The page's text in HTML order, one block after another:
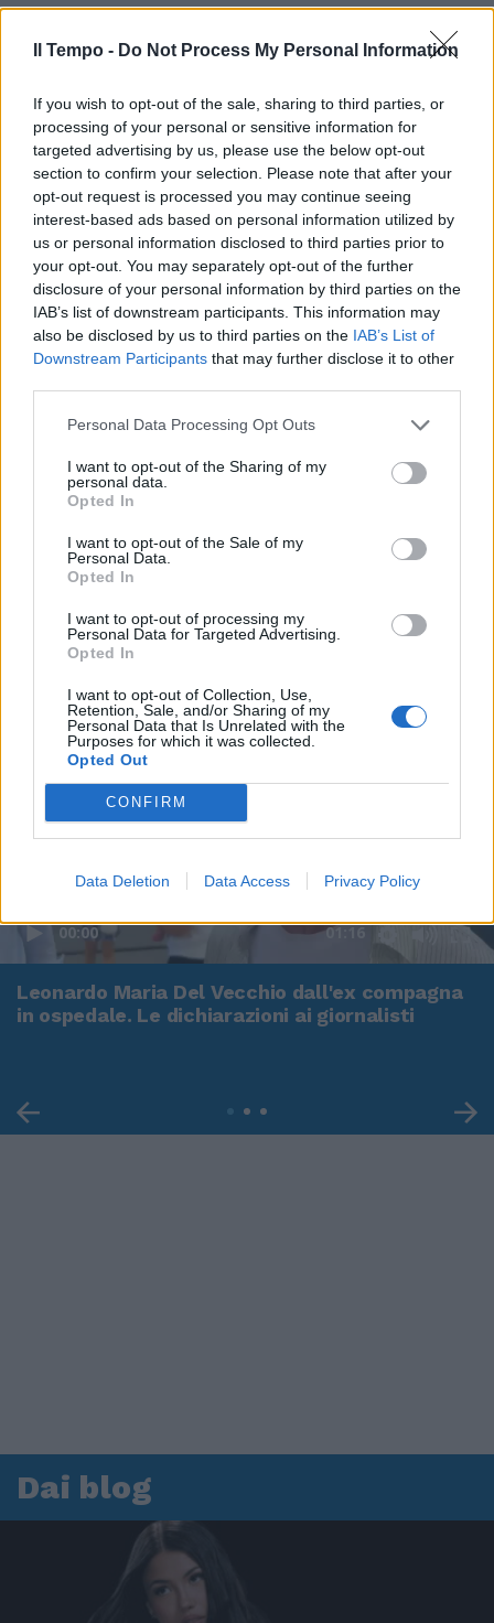
Il Tempo - Do Not Process My Personal Information
If you wish to opt-out of the sale, sharing to third parties, or
processing of your personal or sensitive information for
targeted advertising by us, please use the below opt-out
section to confirm your selection. Please note that after your
opt-out request is processed you may continue seeing
interest-based ads based on personal information utilized by
us or personal information disclosed to third parties prior to
your opt-out. You may separately opt-out of the further
disclosure of your personal information by third parties on the
IAB’s list of downstream participants. This information may
also be disclosed by us to third parties on the IAB’s List of
Downstream Participants that may further disclose it to other
Personal Data Processing Opt Outs
I want to opt-out of the Sharing of my
personal data.
Opted In
I want to opt-out of the Sale of my
Personal Data.
Opted In
I want to opt-out of processing my
Personal Data for Targeted Advertising.
Opted In
I want to opt-out of Collection, Use,
Retention, Sale, and/or Sharing of my
Personal Data that Is Unrelated with the
Purposes for which it was collected.
Opted Out
CONFIRM
Data Deletion Data Access Privacy Policy
00:00 01:16
Leonardo Maria Del Vecchio dall'ex compagna
in ospedale. Le dichiarazioni ai giornalisti
Dai blog